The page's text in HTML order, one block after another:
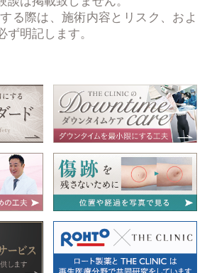
る際は、施術内容とリスク、およ
ず明記します。